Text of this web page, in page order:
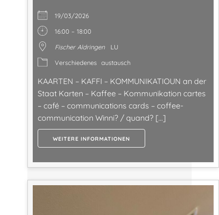
19/03/2026
16:00 – 18:00
Fischer Aldringen
LU
Verschiedenes austausch
KAARTEN – KAFFI – KOMMUNIKATIOUN an der
Staat Karten – Kaffee – Kommunikation cartes
– café – communications cards – coffee-
communication Winni? / quand? […]
WEITERE INFORMATIONEN